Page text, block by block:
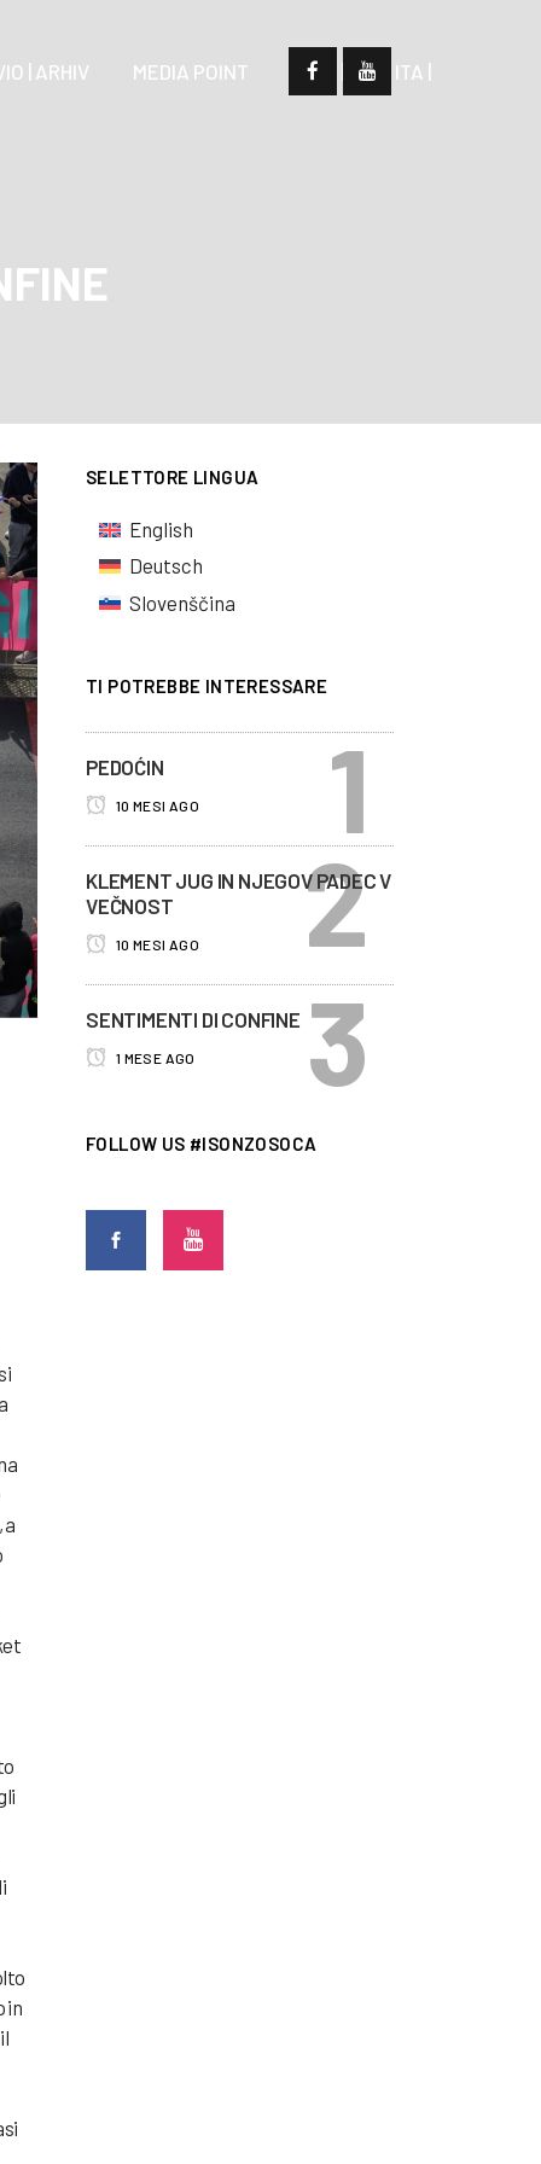
| ARHIV MEDIA POINT | SLO | | ITA |
a
in
SELETTORE LINGUA
English
Deutsch
Slovenščina
TI POTREBBE INTERESSARE
PEDOĆIN
10 MESI AGO
KLEMENT JUG IN NJEGOV PADEC V
VEČNOST
10 MESI AGO
SENTIMENTI DI CONFINE
1 MESE AGO
FOLLOW US #ISONZOSOCA